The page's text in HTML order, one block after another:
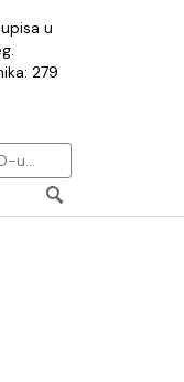
upisa u
279